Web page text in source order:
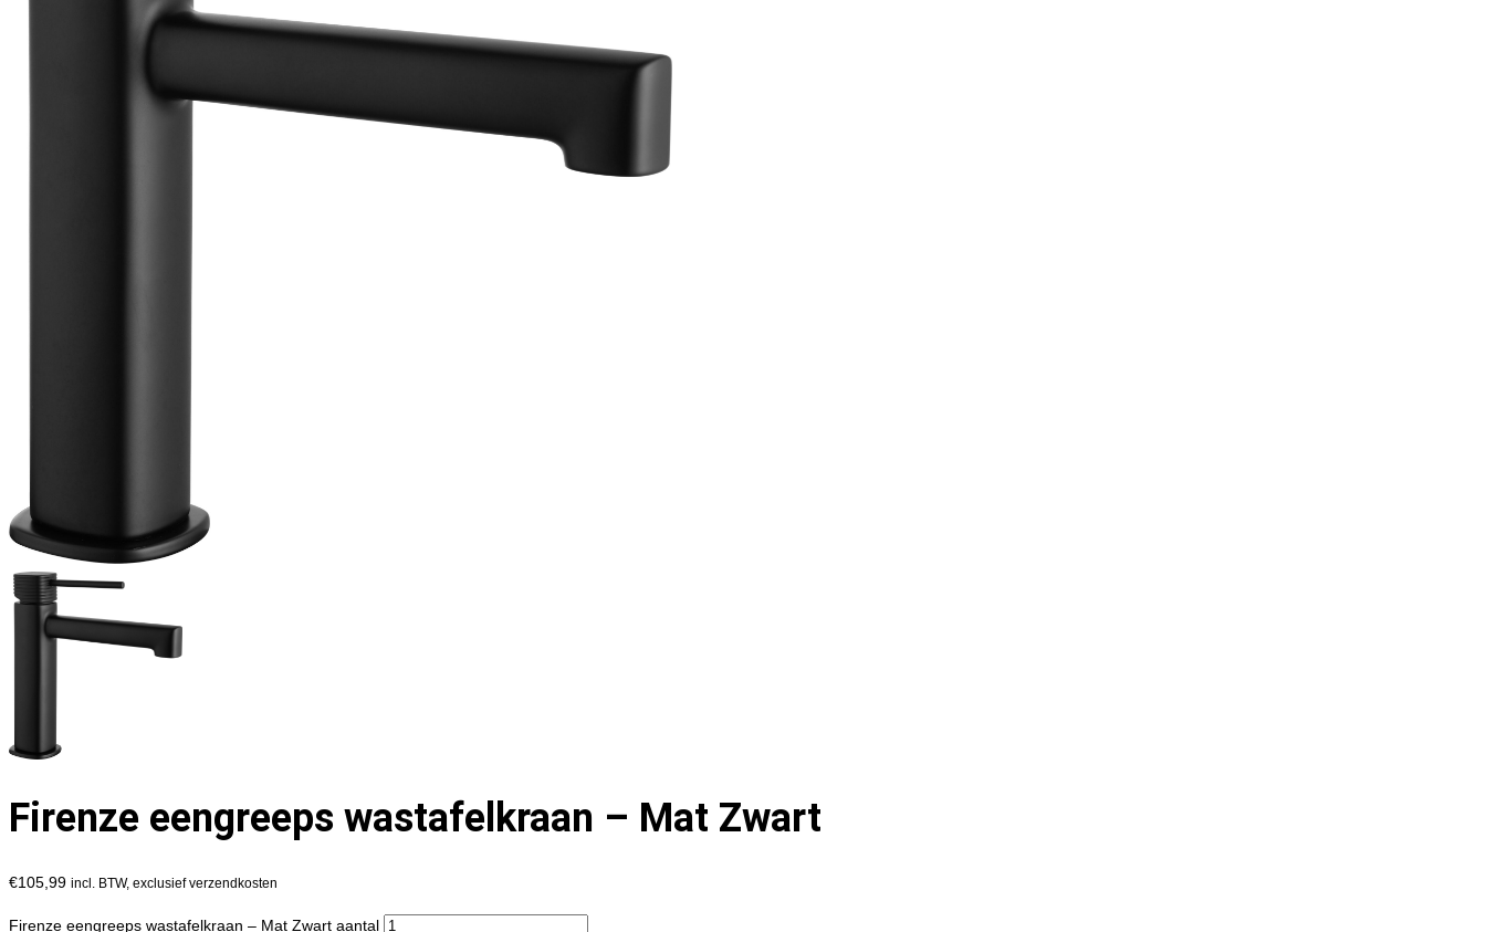
Firenze eengreeps wastafelkraan – Mat Zwart
€105,99 incl. BTW, exclusief verzendkosten
Firenze eengreeps wastafelkraan – Mat Zwart aantal